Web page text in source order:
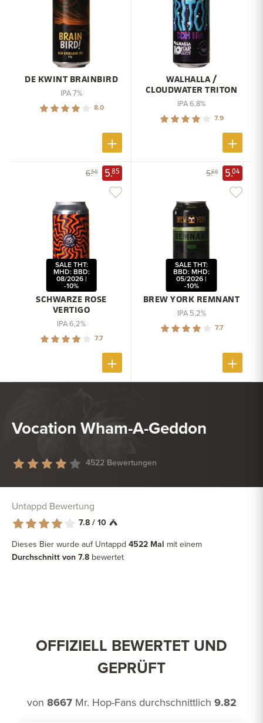
DE KWINT BRAINBIRD
IPA 7%
8.0
WALHALLA /
CLOUDWATER TRITON
IPA 6,8%
7.9
6.50 5.85
SCHWARZE ROSE
VERTIGO
SALE THT:
MHD: BBD:
08/2026 |
-10%
IPA 6,2%
7.7
5.60 5.04
BREW YORK REMNANT
SALE THT:
BBD: MHD:
05/2026 |
-10%
IPA 5,2%
7.7
Vocation Wham-A-Geddon
4522 Bewertungen
Untappd Bewertung
7.8 / 10
Dieses Bier wurde auf Untappd 4522 Mal mit einem
Durchschnitt von 7.8 bewertet
OFFIZIELL BEWERTET UND
GEPRÜFT
von 8667Mr. Hop-Fans durchschnittlich 9.82